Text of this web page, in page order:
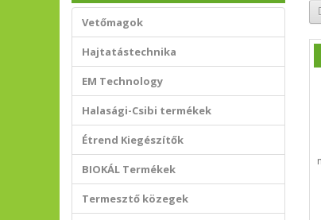
Vetőmagok
Hajtatástechnika
EM Technology
Halasági-Csibi termékek
Étrend Kiegészítők
BIOKÁL Termékek
Termesztő közegek